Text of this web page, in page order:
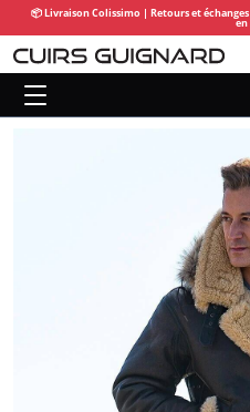
📦 Livraison Colissimo | Retours et
en